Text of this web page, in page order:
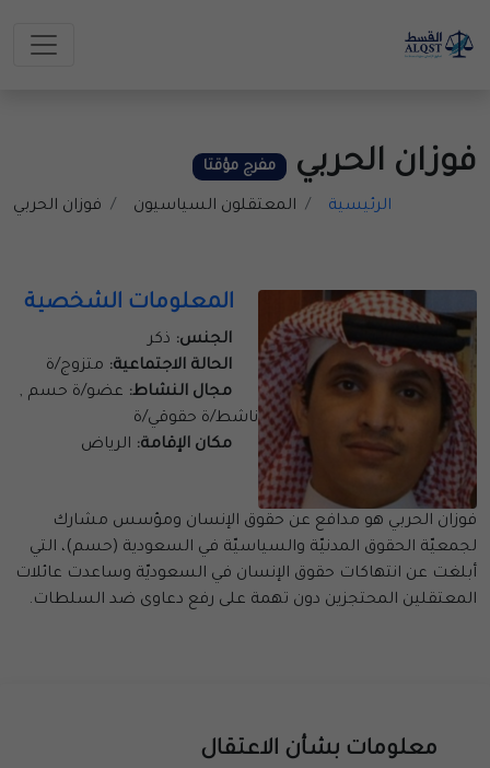
فوزان الحربي مفرج مؤقتا
الرئيسية المعتقلون السياسيون فوزان الحربي
المعلومات الشخصية
الجنس: ذكر
الحالة الاجتماعية: متزوج/ة
مجال النشاط: عضو/ة حسم ,
ناشط/ة حقوقي/ة
مكان الإقامة: الرياض
فوزان الحربي هو مدافع عن حقوق الإنسان ومؤسس مشارك
لجمعيّة الحقوق المدنيّة والسياسيّة في السعودية (حسم)، التي
أبلغت عن انتهاكات حقوق الإنسان في السعوديّة وساعدت عائلات
المعتقلين المحتجزين دون تهمة على رفع دعاوى ضد السلطات.
معلومات بشأن الاعتقال